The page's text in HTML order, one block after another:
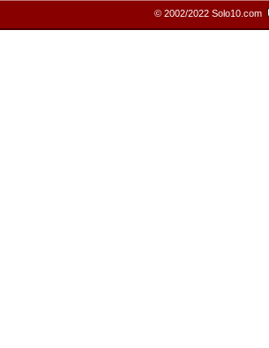
© 2002/2022 Solo10.com